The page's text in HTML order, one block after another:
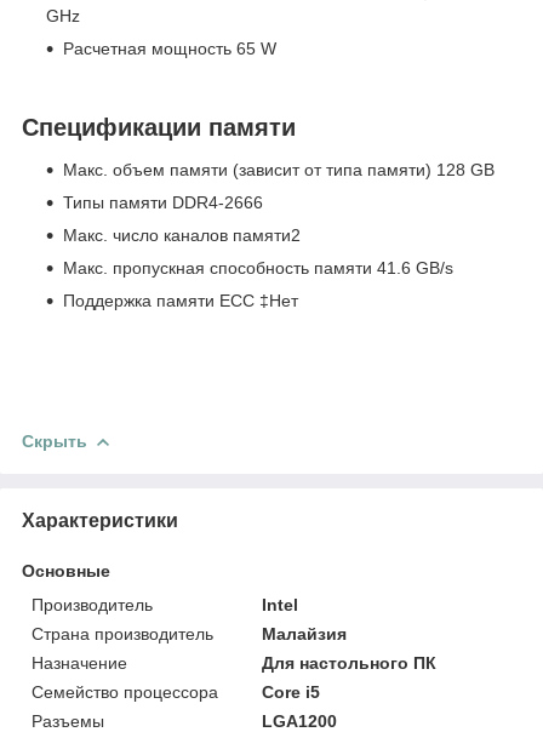
GHz
Расчетная мощность 65 W
Спецификации памяти
Макс. объем памяти (зависит от типа памяти) 128 GB
Типы памяти DDR4-2666
Макс. число каналов памяти2
Макс. пропускная способность памяти 41.6 GB/s
Поддержка памяти ECC ‡Нет
Скрыть
Характеристики
Основные
Производитель
Intel
Страна производитель
Малайзия
Назначение
Для настольного ПК
Семейство процессора
Core i5
Разъемы
LGA1200